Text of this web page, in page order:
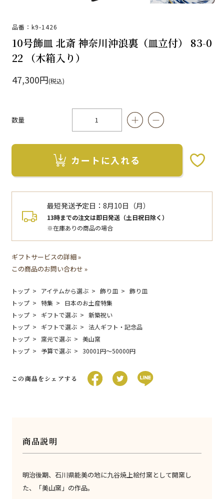
品番：k9-1426
10号飾皿 北斎 神奈川沖浪裏（皿立付） 83-0
22 （木箱入り）
47,300円(税込)
数量
カートに入れる
最短発送予定日：8月10日（月）
13時までの注文は即日発送（土日祝日除く）
※在庫ありの商品の場合
ギフトサービスの詳細 »
この商品のお問い合わせ »
トップ アイテムから選ぶ 飾り皿
飾り皿
トップ
特集
日本のお土産特集
トップ
ギフトで選ぶ
新築祝い
トップ
ギフトで選ぶ
法人ギフト・記念品
トップ
窯元で選ぶ
美山窯
トップ
予算で選ぶ 30001円〜50000円
この商品をシェアする
商品説明
明治後期、石川県能美の地に九谷焼上絵付窯として開窯し
た、「美山窯」の作品。